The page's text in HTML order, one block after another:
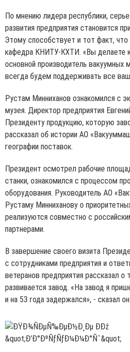
По мнению лидера республики,
развития предприятия становится
Этому способствует и тот факт, что
кафедра КНИТУ-КХТИ. «Вы делаете
основной производитель
всегда будем поддерживать все
Рустам Минниханов ознакомился с
музея. Директор предприятия
Президенту продукцию, которую
рассказал об истории АО
географии поставок.
Президент осмотрел рабочие
станки, ознакомился с процессом
оборудования. Руководитель АО
Рустаму Минниханову о
реализуются совместно с
партнерами.
В завершение своего визита
с сотрудниками предприятия и
ветеранов предприятия рассказал о
развивается завод. «На завод я
и на 53 года задержался», - сказал он.